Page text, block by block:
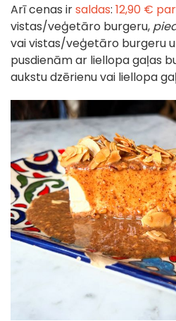
Arī cenas irsaldas: 12,90 €
vistas/veģetāro burgeru,
vai vistas/veģetāro burgeru
pusdienām ar liellopa gaļas
aukstu dzērienu vai liellopa